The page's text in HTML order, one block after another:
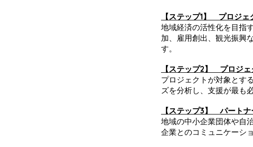
【ステップ1】 プロジ
地域経済の活性化を目指
加、雇用創出、観光振興
す。
【ステップ2】 プロジ
プロジェクトが対象とす
ズを分析し、支援が最も
【ステップ3】 パート
地域の中小企業団体や自
企業とのコミュニケーシ